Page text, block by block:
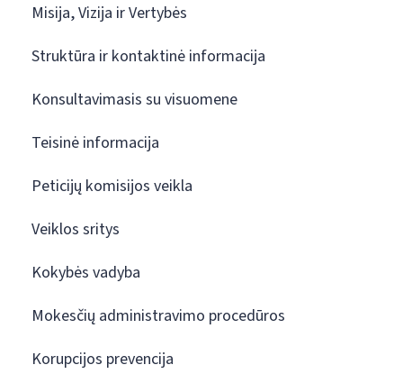
Misija, Vizija ir Vertybės
Struktūra ir kontaktinė informacija
Konsultavimasis su visuomene
Teisinė informacija
Peticijų komisijos veikla
Veiklos sritys
Kokybės vadyba
Mokesčių administravimo procedūros
Korupcijos prevencija